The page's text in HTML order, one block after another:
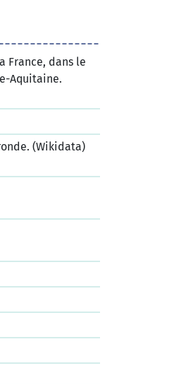
France, dans le
Aquitaine.
(Wikidata)